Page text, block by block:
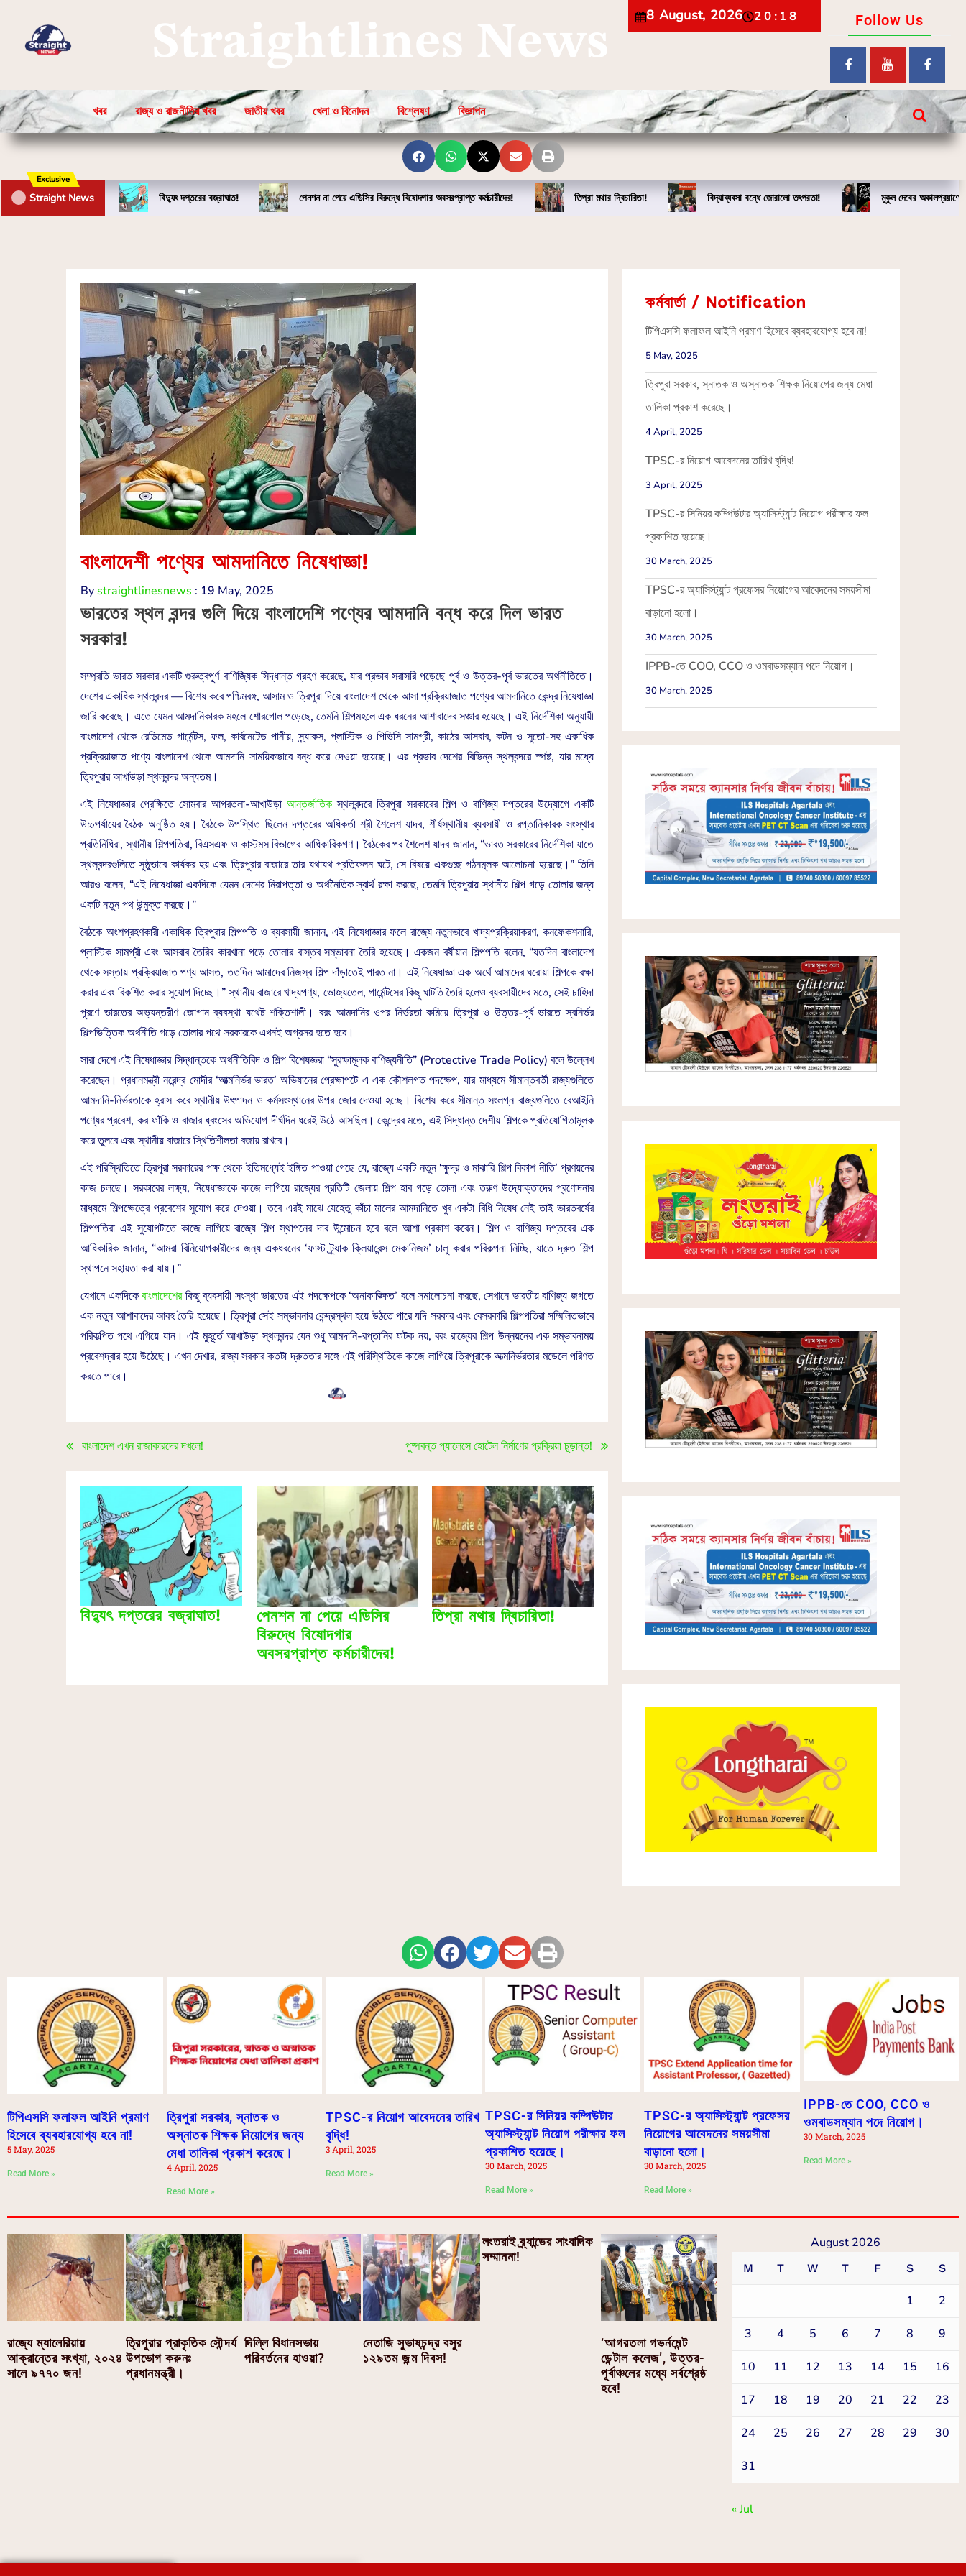
Straightlines News
8 August, 2026 20:18 Follow Us
খবর রাজ্য ও রাজনীতির খবর জাতীয় খবর খেলা ও বিনোদন বিশ্লেষণ বিজ্ঞাপন
Exclusive
Straight News বিদ্যুৎ দপ্তরের বজ্রাঘাত! পেনশন না পেয়ে এডিসির বিরুদ্ধে বিষোদগার অবসরপ্রাপ্ত কর্মচারীদের! তিপ্রা মথার দ্বিচারিতা! বিদ্যাব্যবসা বন্ধে জোরালো তৎপরতা! মুকুল দেবের
বাংলাদেশী পণ্যের আমদানিতে নিষেধাজ্ঞা!
Bystraightlinesnews : 19 May, 2025
ভারতের স্থল বন্দর গুলি দিয়ে বাংলাদেশি পণ্যের আমদানি বন্ধ করে দিল ভারত
সরকার!
সম্প্রতি ভারত সরকার একটি গুরুত্বপূর্ণ বাণিজ্যিক সিদ্ধান্ত গ্রহণ করেছে, যার প্রভাব সরাসরি পড়েছে পূর্ব ও উত্তর-পূর্ব ভারতের অর্থনীতিতে।
দেশের একাধিক স্থলবন্দর — বিশেষ করে পশ্চিমবঙ্গ, আসাম ও ত্রিপুরা দিয়ে বাংলাদেশ থেকে আসা প্রক্রিয়াজাত পণ্যের আমদানিতে কেন্দ্র নিষেধাজ্ঞা
জারি করেছে। এতে যেমন আমদানিকারক মহলে শোরগোল পড়েছে, তেমনি শিল্পমহলে এক ধরনের আশাবাদের সঞ্চার হয়েছে। এই নির্দেশিকা অনুযায়ী
বাংলাদেশ থেকে রেডিমেড গার্মেন্টস, ফল, কার্বনেটেড পানীয়, স্ন্যাকস, প্লাস্টিক ও পিভিসি সামগ্রী, কাঠের আসবাব, কটন ও সুতো-সহ একাধিক
প্রক্রিয়াজাত পণ্যে বাংলাদেশ থেকে আমদানি সাময়িকভাবে বন্ধ করে দেওয়া হয়েছে। এর প্রভাব দেশের বিভিন্ন স্থলবন্দরে স্পষ্ট, যার মধ্যে
ত্রিপুরার আখাউড়া স্থলবন্দর অন্যতম।
এই নিষেধাজ্ঞার প্রেক্ষিতে সোমবার আগরতলা-আখাউড়া আন্তর্জাতিক স্থলবন্দরে ত্রিপুরা সরকারের শিল্প ও বাণিজ্য দপ্তরের উদ্যোগে একটি
উচ্চপর্যায়ের বৈঠক অনুষ্ঠিত হয়। বৈঠকে উপস্থিত ছিলেন দপ্তরের অধিকর্তা শ্রী শৈলেশ যাদব, শীর্ষস্থানীয় ব্যবসায়ী ও রপ্তানিকারক সংস্থার
প্রতিনিধিরা, স্থানীয় শিল্পপতিরা, বিএসএফ ও কাস্টমস বিভাগের আধিকারিকগণ। বৈঠকের পর শৈলেশ যাদব জানান, “ভারত সরকারের নির্দেশিকা যাতে
স্থলবন্দরগুলিতে সুষ্ঠুভাবে কার্যকর হয় এবং ত্রিপুরার বাজারে তার যথাযথ প্রতিফলন ঘটে, সে বিষয়ে একগুচ্ছ গঠনমূলক আলোচনা হয়েছে।” তিনি
আরও বলেন, “এই নিষেধাজ্ঞা একদিকে যেমন দেশের নিরাপত্তা ও অর্থনৈতিক স্বার্থ রক্ষা করছে, তেমনি ত্রিপুরায় স্থানীয় শিল্প গড়ে তোলার জন্য
একটি নতুন পথ উন্মুক্ত করছে।”
বৈঠকে অংশগ্রহণকারী একাধিক ত্রিপুরার শিল্পপতি ও ব্যবসায়ী জানান, এই নিষেধাজ্ঞার ফলে রাজ্যে নতুনভাবে খাদ্যপ্রক্রিয়াকরণ, কনফেকশনারি,
প্লাস্টিক সামগ্রী এবং আসবাব তৈরির কারখানা গড়ে তোলার বাস্তব সম্ভাবনা তৈরি হয়েছে। একজন বর্ষীয়ান শিল্পপতি বলেন, “যতদিন বাংলাদেশ
থেকে সস্তায় প্রক্রিয়াজাত পণ্য আসত, ততদিন আমাদের নিজস্ব শিল্প দাঁড়াতেই পারত না। এই নিষেধাজ্ঞা এক অর্থে আমাদের ঘরোয়া শিল্পকে রক্ষা
করার এবং বিকশিত করার সুযোগ দিচ্ছে।” স্থানীয় বাজারে খাদ্যপণ্য, ভোজ্যতেল, গার্মেন্টসের কিছু ঘাটতি তৈরি হলেও ব্যবসায়ীদের মতে, সেই চাহিদা
পূরণে ভারতের অভ্যন্তরীণ জোগান ব্যবস্থা যথেষ্ট শক্তিশালী। বরং আমদানির ওপর নির্ভরতা কমিয়ে ত্রিপুরা ও উত্তর-পূর্ব ভারতে স্বনির্ভর
শিল্পভিত্তিক অর্থনীতি গড়ে তোলার পথে সরকারকে এখনই অগ্রসর হতে হবে।
সারা দেশে এই নিষেধাজ্ঞার সিদ্ধান্তকে অর্থনীতিবিদ ও শিল্প বিশেষজ্ঞরা “সুরক্ষামূলক বাণিজ্যনীতি” (Protective Trade Policy) বলে উল্লেখ
করেছেন। প্রধানমন্ত্রী নরেন্দ্র মোদীর ‘আত্মনির্ভর ভারত’ অভিযানের প্রেক্ষাপটে এ এক কৌশলগত পদক্ষেপ, যার মাধ্যমে সীমান্তবর্তী রাজ্যগুলিতে
আমদানি-নির্ভরতাকে হ্রাস করে স্থানীয় উৎপাদন ও কর্মসংস্থানের উপর জোর দেওয়া হচ্ছে। বিশেষ করে সীমান্ত সংলগ্ন রাজ্যগুলিতে বেআইনি
পণ্যের প্রবেশ, কর ফাঁকি ও বাজার ধ্বংসের অভিযোগ দীর্ঘদিন ধরেই উঠে আসছিল। কেন্দ্রের মতে, এই সিদ্ধান্ত দেশীয় শিল্পকে প্রতিযোগিতামূলক
করে তুলবে এবং স্থানীয় বাজারে স্থিতিশীলতা বজায় রাখবে।
এই পরিস্থিতিতে ত্রিপুরা সরকারের পক্ষ থেকে ইতিমধ্যেই ইঙ্গিত পাওয়া গেছে যে, রাজ্যে একটি নতুন ‘ক্ষুদ্র ও মাঝারি শিল্প বিকাশ নীতি’ প্রণয়নের
কাজ চলছে। সরকারের লক্ষ্য, নিষেধাজ্ঞাকে কাজে লাগিয়ে রাজ্যের প্রতিটি জেলায় শিল্প হাব গড়ে তোলা এবং তরুণ উদ্যোক্তাদের প্রণোদনার
মাধ্যমে শিল্পক্ষেত্রে প্রবেশের সুযোগ করে দেওয়া। তবে এরই মাঝে যেহেতু কাঁচা মালের আমদানিতে খুব একটা বিধি নিষেধ নেই তাই ভারতবর্ষের
শিল্পপতিরা এই সুযোগটাতে কাজে লাগিয়ে রাজ্যে শিল্প স্থাপনের দার উন্মোচন হবে বলে আশা প্রকাশ করেন। শিল্প ও বাণিজ্য দপ্তরের এক
আধিকারিক জানান, “আমরা বিনিয়োগকারীদের জন্য একধরনের ‘ফাস্ট ট্র্যাক ক্লিয়ারেন্স মেকানিজম’ চালু করার পরিকল্পনা নিচ্ছি, যাতে দ্রুত শিল্প
স্থাপনে সহায়তা করা যায়।”
যেখানে একদিকেবাংলাদেশেরকিছু ব্যবসায়ী সংস্থা ভারতের এই পদক্ষেপকে ‘অনাকাঙ্ক্ষিত’ বলে সমালোচনা করছে, সেখানে ভারতীয় বাণিজ্য জগতে
এক নতুন আশাবাদের আবহ তৈরি হয়েছে। ত্রিপুরা সেই সম্ভাবনার কেন্দ্রস্থল হয়ে উঠতে পারে যদি সরকার এবং বেসরকারি শিল্পপতিরা সম্মিলিতভাবে
পরিকল্পিত পথে এগিয়ে যান। এই মুহূর্তে আখাউড়া স্থলবন্দর যেন শুধু আমদানি-রপ্তানির ফটক নয়, বরং রাজ্যের শিল্প উন্নয়নের এক সম্ভাবনাময়
প্রবেশদ্বার হয়ে উঠেছে। এখন দেখার, রাজ্য সরকার কতটা দ্রুততার সঙ্গে এই পরিস্থিতিকে কাজে লাগিয়ে ত্রিপুরাকে আত্মনির্ভরতার মডেলে পরিণত
করতে পারে।
বাংলাদেশ এখন রাজাকারদের দখলে! পুষ্পবন্ত প্যালেসে হোটেল নির্মাণের প্রক্রিয়া চূড়ান্ত!
বিদ্যুৎ দপ্তরের বজ্রাঘাত!
পেনশন না পেয়ে এডিসির
বিরুদ্ধে বিষোদগার
অবসরপ্রাপ্ত কর্মচারীদের!
তিপ্রা মথার দ্বিচারিতা!
কর্মবার্তা / Notification
টিপিএসসি ফলাফল আইনি প্রমাণ হিসেবে ব্যবহারযোগ্য হবে না!
5 May, 2025
ত্রিপুরা সরকার, স্নাতক ও অস্নাতক শিক্ষক নিয়োগের জন্য মেধা
তালিকা প্রকাশ করেছে।
4 April, 2025
TPSC-র নিয়োগ আবেদনের তারিখ বৃদ্ধি!
3 April, 2025
TPSC-র সিনিয়র কম্পিউটার অ্যাসিস্ট্যান্ট নিয়োগ পরীক্ষার ফল
প্রকাশিত হয়েছে।
30 March, 2025
TPSC-র অ্যাসিস্ট্যান্ট প্রফেসর নিয়োগের আবেদনের সময়সীমা
বাড়ানো হলো।
30 March, 2025
IPPB-তে COO, CCO ও ওমবাডসম্যান পদে নিয়োগ।
30 March, 2025
টিপিএসসি ফলাফল আইনি প্রমাণ
হিসেবে ব্যবহারযোগ্য হবে না!
5 May, 2025
Read More »
ত্রিপুরা সরকার, স্নাতক ও
অস্নাতক শিক্ষক নিয়োগের জন্য
মেধা তালিকা প্রকাশ করেছে।
4 April, 2025
Read More »
TPSC-র নিয়োগ আবেদনের তারিখ
বৃদ্ধি!
3 April, 2025
Read More »
TPSC-র সিনিয়র কম্পিউটার
অ্যাসিস্ট্যান্ট নিয়োগ পরীক্ষার ফল
প্রকাশিত হয়েছে।
30 March, 2025
Read More »
TPSC-র অ্যাসিস্ট্যান্ট প্রফেসর
নিয়োগের আবেদনের সময়সীমা
বাড়ানো হলো।
30 March, 2025
Read More »
IPPB-তে COO, CCO ও
ওমবাডসম্যান পদে নিয়োগ।
30 March, 2025
Read More »
রাজ্যে ম্যালেরিয়ায়
আক্রান্তের সংখ্যা, ২০২৪
সালে ৯৭৭০ জন!
ত্রিপুরার প্রাকৃতিক সৌন্দর্য
উপভোগ করুনঃ
প্রধানমন্ত্রী।
দিল্লি বিধানসভায়
পরিবর্তনের হাওয়া?
নেতাজি সুভাষচন্দ্র বসুর
১২৯তম জন্ম দিবস!
লংতরাই ব্র্যান্ডের সাংবাদিক
সম্মাননা!
‘আগরতলা গভর্নমেন্ট
ডেন্টাল কলেজ’, উত্তর-
পূর্বাঞ্চলের মধ্যে সর্বশ্রেষ্ঠ
হবে!
August 2026
M T W T F S S
1 2
3 4 5 6 7 8 9
10 11 12 13 14 15 16
17 18 19 20 21 22 23
24 25 26 27 28 29 30
31
« Jul